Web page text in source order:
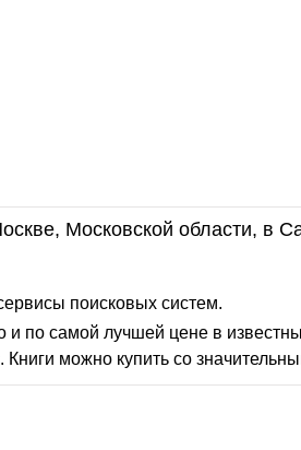
Московской области, в
поисковых систем.
по самой лучшей цене в
можно купить со